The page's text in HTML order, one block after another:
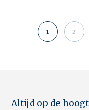
1 2
Altijd op de